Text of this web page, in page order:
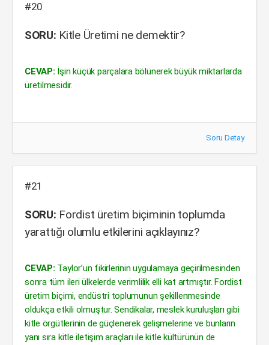
#20
SORU: Kitle Üretimi ne demektir?
CEVAP: İşin küçük parçalara bölünerek büyük miktarlarda
üretilmesidir.
Soru Detay
#21
SORU: Fordist üretim biçiminin toplumda
yarattığı olumlu etkilerini açıklayınız?
CEVAP: Taylor’un fikirlerinin uygulamaya geçirilmesinden
sonra tüm ileri ülkelerde verimlilik elli kat artmıştır. Fordist
üretim biçimi, endüstri toplumunun şekillenmesinde
oldukça etkili olmuştur. Sendikalar, meslek kuruluşları gibi
kitle örgütlerinin de güçlenerek gelişmelerine ve bunların
yanı sıra kitle iletişim araçları ile kitle kültürünün de